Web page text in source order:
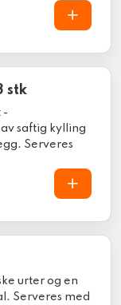
stk
-
saftig kylling
Serveres
urter og en
Serveres med